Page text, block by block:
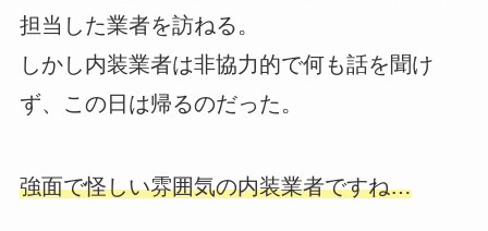
担当した業者を訪ねる。
しかし内装業者は非協力的で何も話を聞け
ず、この日は帰るのだった。
強面で怪しい雰囲気の内装業者ですね…